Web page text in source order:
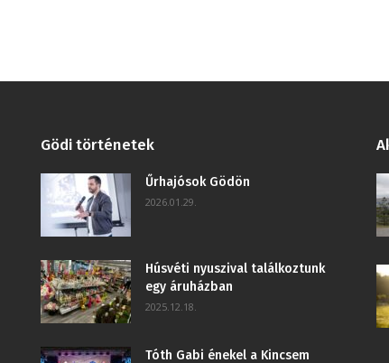
Gödi történetek
Űrhajósok Gödön
2026.01.29.
Húsvéti nyuszival találkoztunk
egy áruházban
2025.12.18.
Tóth Gabi énekel a Kincsem